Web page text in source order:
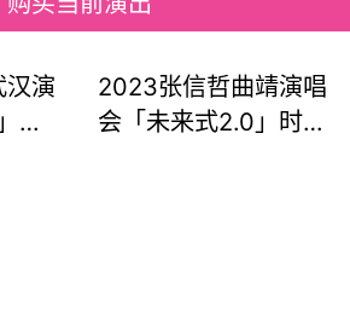
演
2023张信哲曲靖演唱
会「未来式2.0」时间